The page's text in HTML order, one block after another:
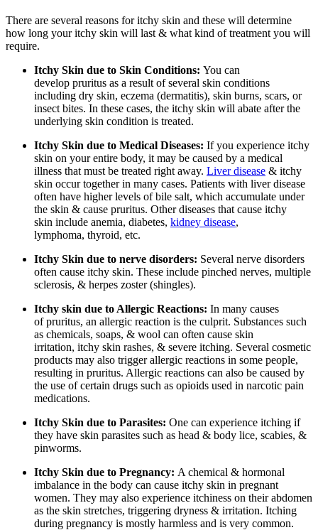
There are several reasons for itchy skin and these will determine
how long your itchy skin will last & what kind of treatment you will
require.
Itchy Skin due to Skin Conditions: You can
develop pruritus as a result of several skin conditions
including dry skin, eczema (dermatitis), skin burns, scars, or
insect bites. In these cases, the itchy skin will abate after the
underlying skin condition is treated.
Itchy Skin due to Medical Diseases: If you experience itchy
skin on your entire body, it may be caused by a medical
illness that must be treated right away. Liver disease & itchy
skin occur together in many cases. Patients with liver disease
often have higher levels of bile salt, which accumulate under
the skin & cause pruritus. Other diseases that cause itchy
skin include anemia, diabetes, kidney disease,
lymphoma, thyroid, etc.
Itchy Skin due to nerve disorders: Several nerve disorders
often cause itchy skin. These include pinched nerves, multiple
sclerosis, & herpes zoster (shingles).
Itchy skin due to Allergic Reactions: In many causes
of pruritus, an allergic reaction is the culprit. Substances such
as chemicals, soaps, & wool can often cause skin
irritation, itchy skin rashes, & severe itching. Several cosmetic
products may also trigger allergic reactions in some people,
resulting in pruritus. Allergic reactions can also be caused by
the use of certain drugs such as opioids used in narcotic pain
medications.
Itchy Skin due to Parasites: One can experience itching if
they have skin parasites such as head & body lice, scabies, &
pinworms.
Itchy Skin due to Pregnancy: A chemical & hormonal
imbalance in the body can cause itchy skin in pregnant
women. They may also experience itchiness on their abdomen
as the skin stretches, triggering dryness & irritation. Itching
during pregnancy is mostly harmless and is very common.